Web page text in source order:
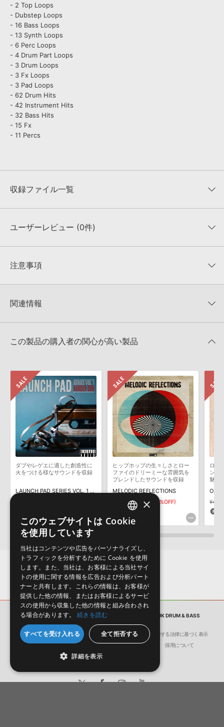
- 2 Top Loops
- Dubstep Loops
- 16 Bass Loops
- 13 Synth Loops
- 6 Perc Loops
- 4 Drum Part Loops
- 3 Drum Loops
- 3 Fx Loops
- 3 Pad Loops
- 62 Drum Hits
- 42 Instrument Hits
- 32 Bass Hits
- 15 Fx
- 11 Percs
収録ファイル一覧
収録ファイル一覧
ユーザーレビュー (0件)
★★★★★
★5
★4
★1
注意事項
KONTAKTフォーマットは、
でお使いいただけます。無償版のKONTAKT PLAYERではお使いい
4GBを超えるデータに関するご注意：FAT32でフォーマットされた
きます際には、NTFSやHFS＋でフォーマットされたHDDをご用意
いただく必要がございます。
製品の購入手続き完了後、受注確認メールとシリアルナンバーをお
知らせするメールの2通が送信されます。メールに記載されており
ます説明に沿って、製品のダウンロード／導入を行って下さい。
サンプルパック製品には、原則として日本語版操作マニュアルをご
用意しておりません。ご購入後のご不明点や詳細に関するお問い合
わせなどはテクニカルサポート
までご連絡ください。
デモソングは、製品収録サウンドを使ってできることを紹介するた
めのデモンストレーション用の楽曲です。原則として、デモソング
そのものをお使いいただくことはできません。また、デモソングを
構成する全てのサウンドが、サンプルパックに含まれていることを
ダウンロード製品という性質上、一切の返品・返金はお受け付け致
しかねます。
関連情報
マーセール！
この製品の購入者の関心が高い製品
ダブやレゲエに適した創造性に
火をつける様なサウンドを収録
LAUNCH PAD SERIES VOL. 1 - HARDER DUB
ヒップホップの生々しさとロー
ファイのドリーミーな雰囲気を
ブレンドしたサウンドを収録
MELODIC REFLECTIONS
¥3,828 ¥2,679(30%OFF)
80pt
ロー
ンテ
魅力
サンプルパック UNDERGROUND PRECISION UK DRUM & BASS
会社概要 環境保護（CSR）への取り組み
特定商取引に関する法律に基づく表示
サイト動作環境
利用規約 個人情報の保護について 採用について
ENGLISH
×
このウェブサイトは Cookie
を使用しています
当社はコンテンツや広告をパーソナライズし、
トラフィックを分析するために Cookie を使用
します。また、当社は、お客様による当社サイ
トの使用に関する情報を広告および分析パート
ナーと共有します。これらの情報は、お客様が
提供した他の情報、またはお客様によるサービ
スの使用から収集した他の情報と組み合わされ
る場合があります。
続きを読む
すべてを受け入れる 全て拒否する
詳細を表示